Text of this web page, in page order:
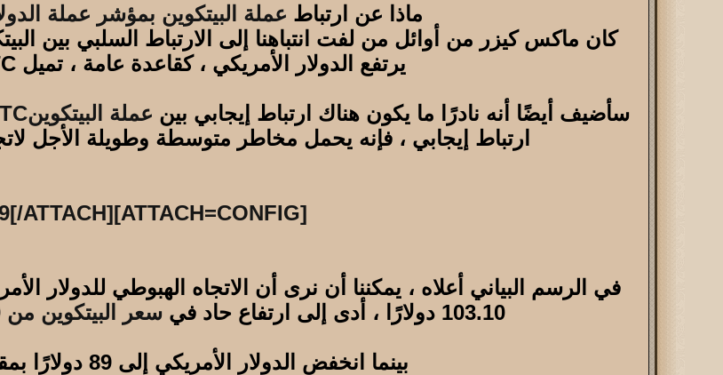
ماذا عن ارتباط عملة البيتكوين بمؤشر عملة
كان ماكس كيزر من أوائل من لفت انتباهنا إلى الارتباط السلبي بين
يرتفع الدولار الأمريكي ، كقاعدة عامة ، تميل BTC إلى الانخفاض.
سأضيف أيضًا أنه نادرًا ما يكون هناك ارتباط إيجابي بين عملة البيتكوينBTC والدولار الأمريكي
ارتباط إيجابي ، فإنه يحمل مخاطر متوسطة وطويلة الأجل
[ATTACH=CONFIG]542119[/ATTACH]
103.10 دولارًا ، أدى إلى ارتفاع حاد في
سعر البيتكوين من 890 دولارًا إلى 18953 دولارًا .
بينما انخفض الدولار الأمريكي إلى 89 دولارًا بمقدار 22 يناير 2018.